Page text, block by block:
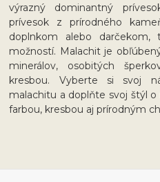
výrazný dominantný
prívesok z prírodného
doplnkom alebo
možností. Malachit je
minerálov, osobitých
kresbou. Vyberte si svoj
malachitu a doplňte svoj štýl
farbou, kresbou aj prírodným